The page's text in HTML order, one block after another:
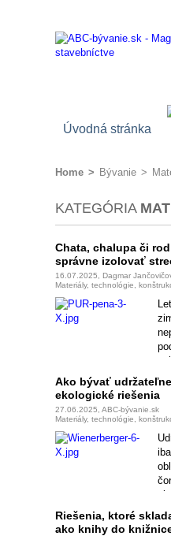
Úvodná stránka
Home > Bývanie >
KATEGÓRIA
Chata, chalupa či
správne izolovať
16.07.2025, Dagmar
Materiály, technológie,
Ako bývať
ekologické riešenia
27.06.2025, ABC-bývanie.sk
Materiály, technológie,
Riešenia, ktoré
ako knihy do